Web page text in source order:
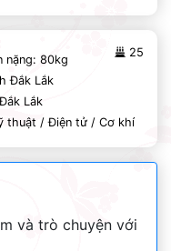
25
nặng: 80kg
Đắk Lắk
Lắk
thuật / Điện tử / Cơ khí
và trò chuyện với